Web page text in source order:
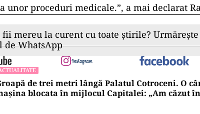
unor proceduri medicale.”, a mai declarat
fii mereu la curent cu toate știrile?
de WhatsApp
de trei metri lângă Palatul Cotroceni. O
blocata în mijlocul Capitalei: „Am căzut